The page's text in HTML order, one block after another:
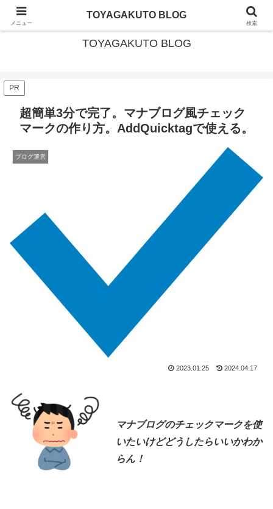
北海道・美深町移住 × ガイド暮らし
TOYAGAKUTO BLOG
PR
超簡単3分で完了。マナブログ風チェック
マークの作り方。AddQuicktagで使える。
ブログ運営
2023.01.25 2024.04.17
マナブログのチェックマークを使
いたいけどどうしたらいいかわか
らん！
メニュー
TOYAGAKUTO BLOG
検索